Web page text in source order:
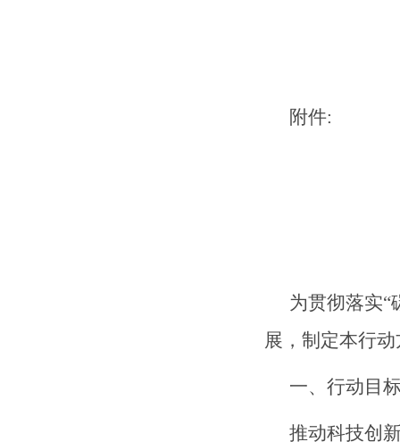
附件:
为贯彻落实“
展，制定本行
一、行动目
推动科技创